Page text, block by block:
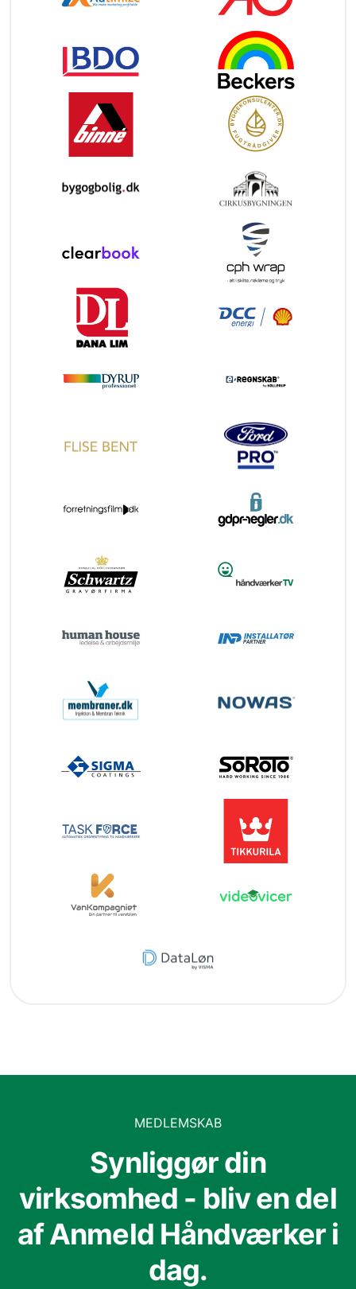
MEDLEMSKAB
Synliggør din
virksomhed - bliv en del
af Anmeld Håndværker i
dag.